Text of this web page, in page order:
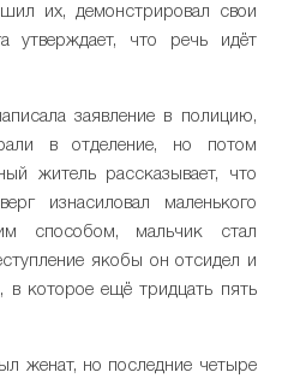
их, демонстрировал свои
утверждает, что речь идёт
заявление в полицию,
в отделение, но потом
житель рассказывает, что
изнасиловал маленького
способом, мальчик стал
якобы он отсидел и
в которое ещё тридцать пять
женат, но последние четыре